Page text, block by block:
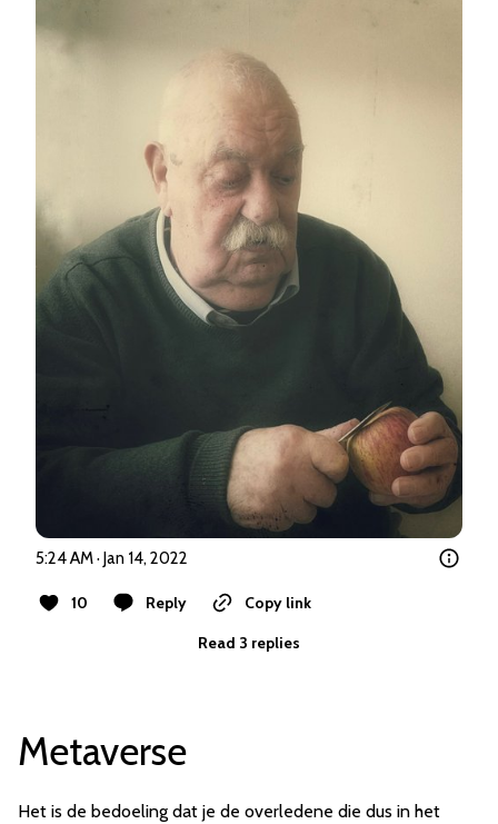
5:24 AM · Jan 14, 2022
10 Reply
Copy link
Read 3 replies
Metaverse
Het is de bedoeling dat je de overledene die dus in het